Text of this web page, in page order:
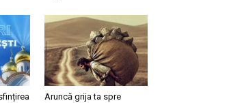
Aruncă grija ta spre